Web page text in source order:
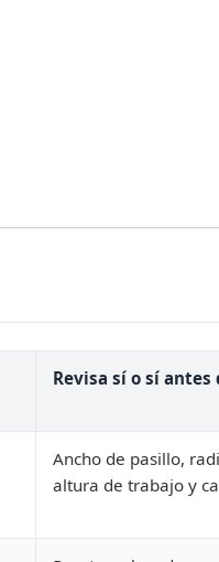
Revisa sí o sí
Ancho de pasillo,
altura de trabajo y